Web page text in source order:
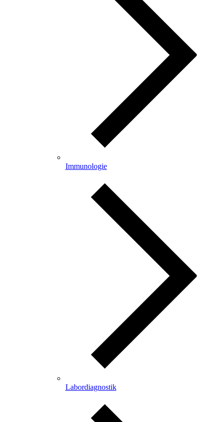
Immunologie
Labordiagnostik